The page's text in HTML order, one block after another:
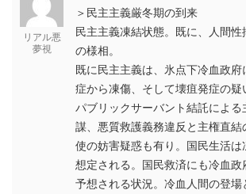
リアル悪
夢視
＞民主主義厳冬期の到来
民主主義凍結状態。既に、人間
の様相。
既に民主主義は、氷点下冷血政府
症から凍傷、そして壊疽発症の疑
パブリックサーバント結託による
謀、悪質救護義務違反と主権直結
使の妨害疑惑も有り。国民生活は
想定される。国民救済にも冷血政
予想される状況。冷血人間の登場